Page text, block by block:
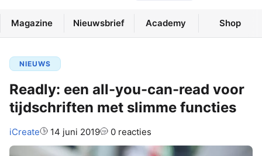
Magazine Nieuwsbrief Academy Shop
NIEUWS
Readly: een all-you-can-read voor
tijdschriften met slimme functies
Auteur:
iCreate 14 juni 2019 0 reacties